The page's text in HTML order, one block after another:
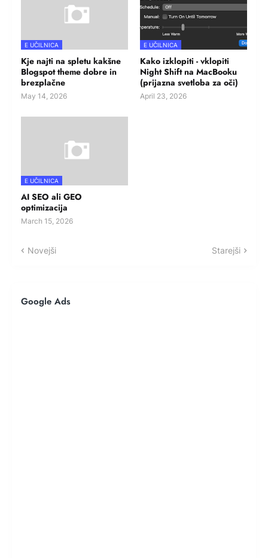
E UČILNICA
Kje najti na spletu kakšne
Blogspot theme dobre in
brezplačne
May 14, 2026
E UČILNICA
Kako izklopiti - vklopiti
Night Shift na MacBooku
(prijazna svetloba za oči)
April 23, 2026
E UČILNICA
AI SEO ali GEO
optimizacija
March 15, 2026
Novejši Starejši
Google Ads